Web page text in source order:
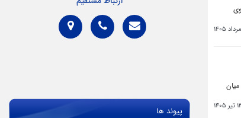
روی
میان
1405 پیوند ها